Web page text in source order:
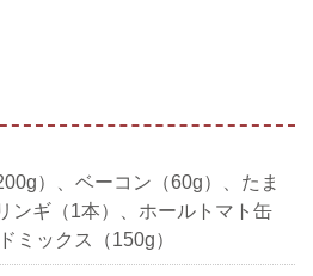
）、ベーコン（60g）、たま
ンギ（1本）、ホールトマト缶
ミックス（150g）